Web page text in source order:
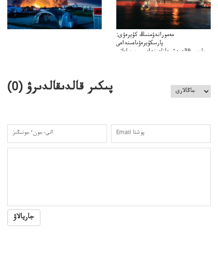
مەموراندۋمنىڭ كۇيرەۋى:
پارسكۇيرەۋىاعىنداعى
پارسى&الەمدشىعاناعىنداعىسىن ساعاتى
پىكىر قالدىقالدىرۋ (0
)
جاريالاۋ